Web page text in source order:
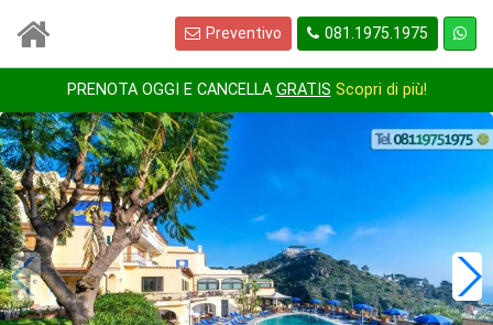
Preventivo 081.1975.1975
PRENOTA OGGI E CANCELLA GRATIS Scopri di più!